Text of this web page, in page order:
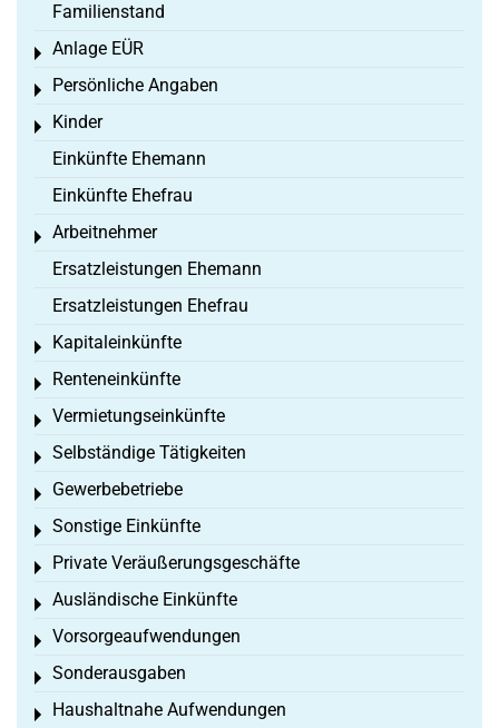
Familienstand
Anlage EÜR
Toggle menu
Persönliche Angaben
Toggle menu
Kinder
Toggle menu
Einkünfte Ehemann
Einkünfte Ehefrau
Arbeitnehmer
Toggle menu
Ersatzleistungen Ehemann
Ersatzleistungen Ehefrau
Kapitaleinkünfte
Toggle menu
Renteneinkünfte
Toggle menu
Vermietungseinkünfte
Toggle menu
Selbständige Tätigkeiten
Toggle menu
Gewerbebetriebe
Toggle menu
Sonstige Einkünfte
Toggle menu
Private Veräußerungsgeschäfte
Toggle menu
Ausländische Einkünfte
Toggle menu
Vorsorgeaufwendungen
Toggle menu
Sonderausgaben
Toggle menu
Haushaltnahe Aufwendungen
Toggle menu